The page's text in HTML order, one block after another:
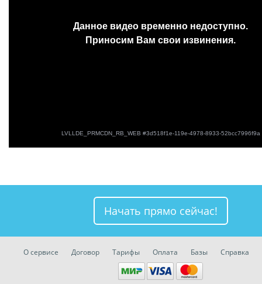
Начать прямо сейчас!
О сервисе Договор Тарифы Оплата Базы Справка